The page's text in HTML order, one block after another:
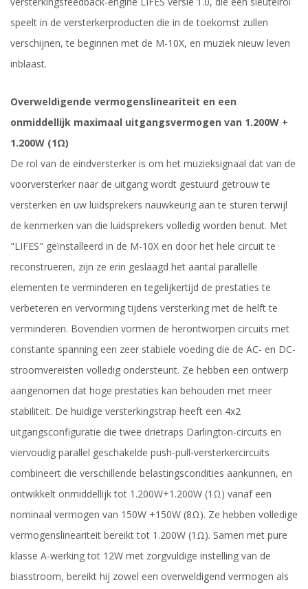
speelt in de versterkerproducten die in de toekomst zullen
verschijnen, te beginnen met de M-10X, en muziek nieuw leven
inblaast.
Overweldigende vermogenslineariteit en een
onmiddellijk maximaal uitgangsvermogen van 1.200W +
1.200W (1Ω)
De rol van de eindversterker is om het muzieksignaal dat van de
voorversterker naar de uitgang wordt gestuurd getrouw te
versterken en uw luidsprekers nauwkeurig aan te sturen terwijl
de kenmerken van die luidsprekers volledig worden benut. Met
"LIFES" geïnstalleerd in de M-10X en door het hele circuit te
reconstrueren, zijn ze erin geslaagd het aantal parallelle
elementen te verminderen en tegelijkertijd de prestaties te
verbeteren en vervorming tijdens versterking met de helft te
verminderen. Bovendien vormen de herontworpen circuits met
constante spanning een zeer stabiele voeding die de AC- en DC-
stroomvereisten volledig ondersteunt. Ze hebben een ontwerp
aangenomen dat hoge prestaties kan behouden met meer
stabiliteit. De huidige versterkingstrap heeft een 4x2
uitgangsconfiguratie die twee drietraps Darlington-circuits en
viervoudig parallel geschakelde push-pull-versterkercircuits
combineert die verschillende belastingscondities aankunnen, en
ontwikkelt onmiddellijk tot 1.200W+1.200W (1Ω) vanaf een
nominaal vermogen van 150W +150W (8Ω). Ze hebben volledige
vermogenslineariteit bereikt tot 1.200W (1Ω). Samen met pure
klasse A-werking tot 12W met zorgvuldige instelling van de
biasstroom, bereikt hij zowel een overweldigend vermogen als